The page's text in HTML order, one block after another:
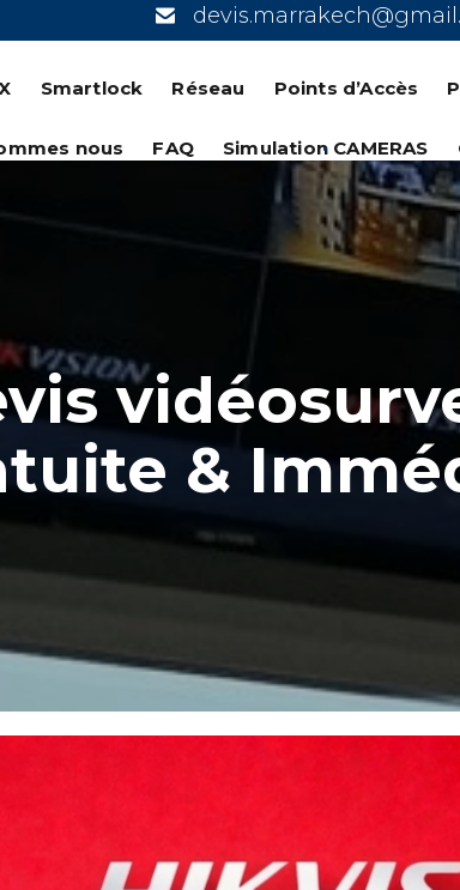
Smartlock Réseau Points d’Accès
nous FAQ Simulation CAMERAS
&